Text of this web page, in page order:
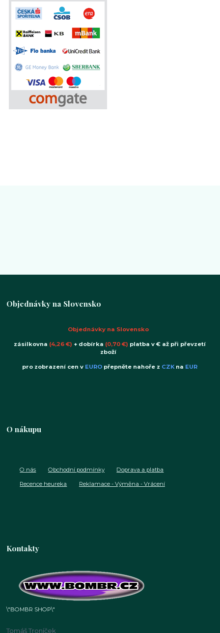
Objednávky na Slovensko
Objednávky na Slovensko
zásilkovna (4,26 €) + dobírka (0,70 €) platba v € až při převzetí
zboží
pro zobrazení cen v EURO přepněte nahoře z CZK na EUR
O nákupu
O nás Obchodní podmínky Doprava a platba
Recence heureka Reklamace - Výměna - Vrácení
Kontakty
\"BOMBR SHOP\"
Tomáš Troníček